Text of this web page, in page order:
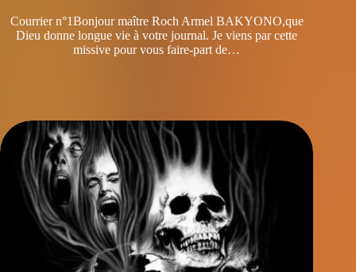
Courrier n°1Bonjour maître Roch Armel BAKYONO,que
Dieu donne longue vie à votre journal. Je viens par cette
missive pour vous faire-part de…